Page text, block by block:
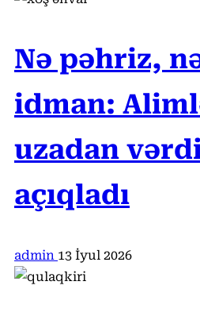
Nə pəhriz,
idman:
uzadan
açıqladı
admin 13 İyul 2026